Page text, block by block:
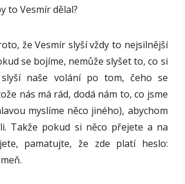
to Vesmír dělal?
že Vesmír slyší vždy to nejsilnější
se bojíme, nemůže slyšet to, co si
naše volání po tom, čeho se
nás má rád, dodá nám to, co jsme
myslíme něco jiného), abychom
Takže pokud si něco přejete a na
pamatujte, že zde platí heslo: